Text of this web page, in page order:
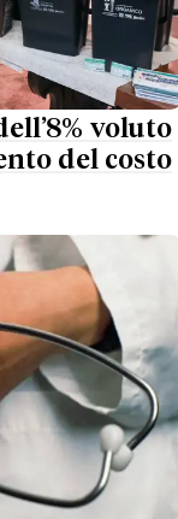
voluto
del costo